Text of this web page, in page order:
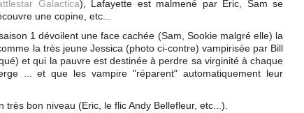
Galactica), Lafayette est malmené par Eric, Sam se
une copine, etc...
1 dévoilent une face cachée (Sam, Sookie malgré elle) la
la très jeune Jessica (photo ci-contre) vampirisée par Bill
et qui la pauvre est destinée à perdre sa virginité à chaque
... et que les vampire "réparent" automatiquement leur
bon niveau (Eric, le flic Andy Bellefleur, etc...).